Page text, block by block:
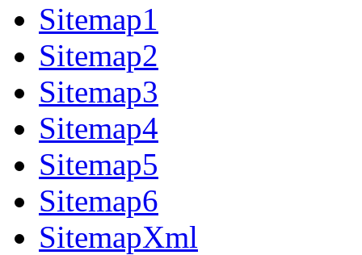
Sitemap1
Sitemap2
Sitemap3
Sitemap4
Sitemap5
Sitemap6
SitemapXml